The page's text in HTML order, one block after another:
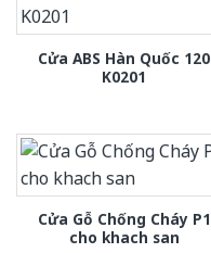
Cửa ABS Hàn Quốc 120
K0201
Cửa Gỗ Chống Cháy P1
cho khach san